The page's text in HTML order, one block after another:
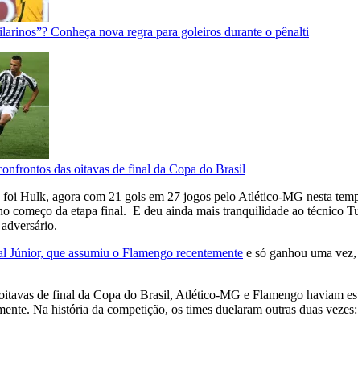
Conheça nova regra para goleiros durante o pênalti
das oitavas de final da Copa do Brasil
Hulk, agora com 21 gols em 27 jogos pelo Atlético-MG nesta
começo da etapa final. E deu ainda mais tranquilidade ao técnico
Júnior, que assumiu o Flamengo recentemente e só ganhou uma
de final da Copa do Brasil, Atlético-MG e Flamengo haviam
Na história da competição, os times duelaram outras duas